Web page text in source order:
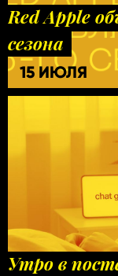
Red Apple
сезона
15 ИЮЛЯ
Утро в